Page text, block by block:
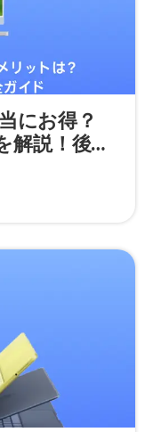
にお得？
解説！後悔